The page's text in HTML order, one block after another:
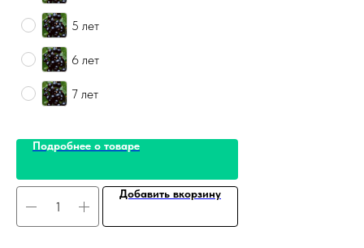
5 лет
6 лет
7 лет
Подробнее о товаре
Добавить вкорзину